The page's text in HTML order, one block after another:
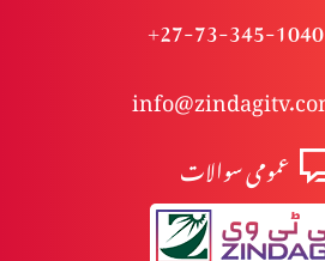
+27-73-345-1040
عمومی سوالات